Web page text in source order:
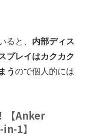
ると、 内部ディス
プレイはカクカク
うので個人的には
【Anker
1】